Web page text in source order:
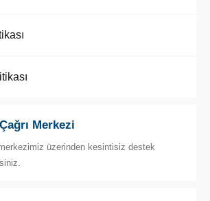
Merkezi
üzerinden kesintisiz destek